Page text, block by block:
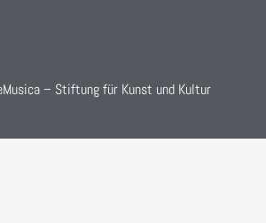
– Stiftung für Kunst und Kultur